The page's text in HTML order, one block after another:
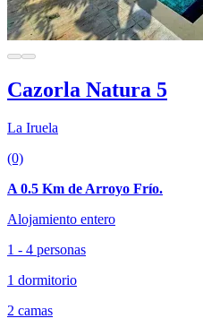
Cazorla Natura 5
La Iruela
(0)
A 0.5 Km de Arroyo Frío.
Alojamiento entero
1 - 4 personas
1 dormitorio
2 camas